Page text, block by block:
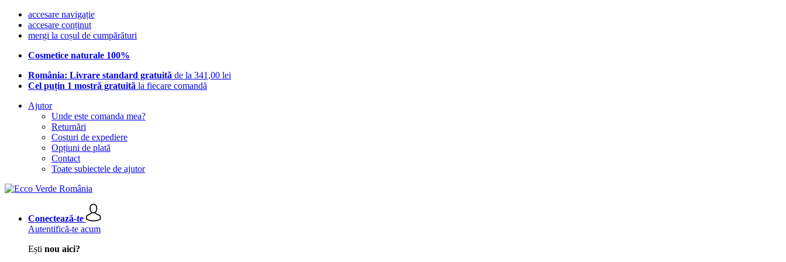
accesare navigație
accesare conținut
mergi la coșul de cumpărături
Cosmetice naturale 100%
România: Livrare standard gratuită de la 341,00 lei
Cel puțin 1 mostră gratuită la fiecare comandă
Ajutor
Unde este comanda mea?
Returnări
Costuri de expediere
Opțiuni de plată
Contact
Toate subiectele de ajutor
Conectează-te
Autentifică-te acum
Ești nou aici?